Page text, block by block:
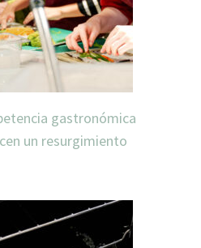
gastronómica
un resurgimiento